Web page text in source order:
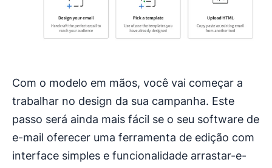
Com o modelo em mãos, você vai começar a
trabalhar no design da sua campanha. Este
passo será ainda mais fácil se o seu software de
e-mail oferecer uma ferramenta de edição com
interface simples e funcionalidade arrastar-e-